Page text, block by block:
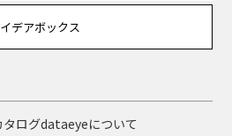
デアボックス
ログdataeyeについて